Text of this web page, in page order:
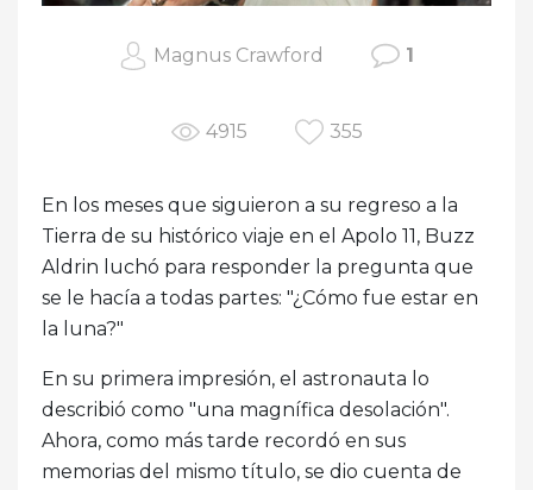
Magnus Crawford 1
4915 355
En los meses que siguieron a su regreso a la
Tierra de su histórico viaje en el Apolo 11, Buzz
Aldrin luchó para responder la pregunta que
se le hacía a todas partes: "¿Cómo fue estar en
la luna?"
En su primera impresión, el astronauta lo
describió como "una magnífica desolación".
Ahora, como más tarde recordó en sus
memorias del mismo título, se dio cuenta de